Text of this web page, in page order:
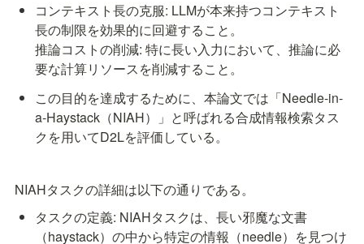
コンテキスト長の克服: LLMが本来持つコンテキスト
長の制限を効果的に回避すること。
推論コストの削減: 特に長い入力において、推論に必
要な計算リソースを削減すること。
この目的を達成するために、本論文では「Needle-in-
a-Haystack（NIAH）」と呼ばれる合成情報検索タス
クを用いてD2Lを評価している。
NIAHタスクの詳細は以下の通りである。
タスクの定義: NIAHタスクは、長い邪魔な文書
（haystack）の中から特定の情報（needle）を見つけ